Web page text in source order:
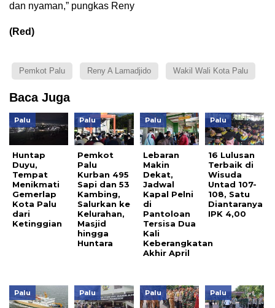
dan nyaman,” pungkas Reny
(Red)
Pemkot Palu Reny A Lamadjido Wakil Wali Kota Palu
Baca Juga
Palu
Huntap
Duyu,
Tempat
Menikmati
Gemerlap
Kota Palu
dari
Ketinggian
Palu
Pemkot
Palu
Kurban 495
Sapi dan 53
Kambing,
Salurkan ke
Kelurahan,
Masjid
hingga
Huntara
Palu
Lebaran
Makin
Dekat,
Jadwal
Kapal Pelni
di
Pantoloan
Tersisa Dua
Kali
Keberangkatan
Akhir April
Palu
16 Lulusan
Terbaik di
Wisuda
Untad 107-
108, Satu
Diantaranya
IPK 4,00
Palu Palu Palu Palu